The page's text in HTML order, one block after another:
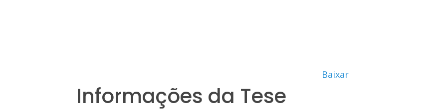
Baixar
Informações da Tese